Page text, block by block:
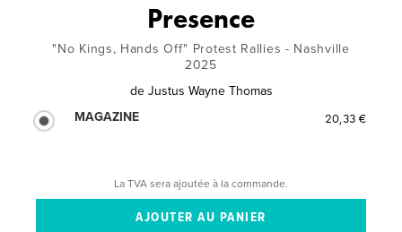
Presence
"No Kings, Hands Off" Protest Rallies - Nashville
2025
de Justus Wayne Thomas
MAGAZINE
20,33 €
La TVA sera ajoutée à la commande.